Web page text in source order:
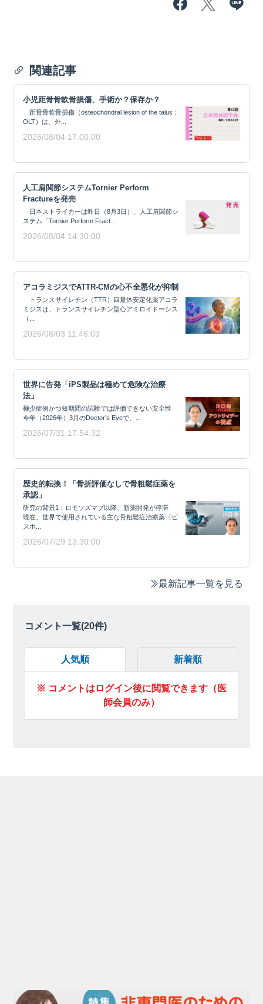
関連記事
小児距骨骨軟骨損傷、手術か？保存か？
距骨骨軟骨損傷（osteochondral lesion of the talus；
OLT）は、外...
2026/08/04 17:00:00
人工肩関節システムTornier Perform
Fractureを発売
日本ストライカーは昨日（8月3日）、人工肩関節シ
ステム「Tornier Perform Fract...
2026/08/04 14:30:00
アコラミジスでATTR-CMの心不全悪化が抑制
トランスサイレチン（TTR）四量体安定化薬アコラ
ミジスは、トランスサイレチン型心アミロイドーシス
（...
2026/08/03 11:46:03
世界に告発「iPS製品は極めて危険な治療
法」
極少症例かつ短期間の試験では評価できない安全性
今年（2026年）3月のDoctor’s Eyeで、...
2026/07/31 17:54:32
歴史的転換！「骨折評価なしで骨粗鬆症薬を
承認」
研究の背景1：ロモソズマブ以降、新薬開発が停滞
現在、世界で使用されている主な骨粗鬆症治療薬〔ビ
スホ...
2026/07/29 13:30:00
最新記事一覧を見る
コメント一覧(20件)
人気順 新着順
※ コメントはログイン後に閲覧できます（医
師会員のみ）